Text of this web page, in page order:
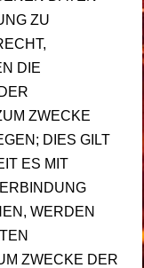
ZU
DIE
ZWECKE
DIES GILT
ES MIT
WERDEN
ZWECKE DER